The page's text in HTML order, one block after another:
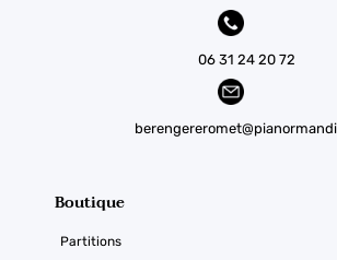
06 31 24 20 72
Boutique
Partitions